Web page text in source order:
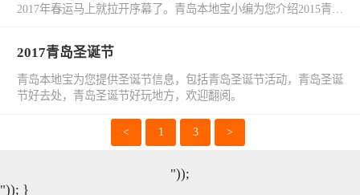
2017年春运马上就拉开序幕了。青岛本地宝小编为您介绍2015青岛
2017青岛圣诞节
青岛本地宝为您提供圣诞节信息，包括青岛圣诞节活动，青岛圣诞
节好去处，青岛圣诞节好玩地方，欢迎翻阅。
< 1 3 >
"));
")); }